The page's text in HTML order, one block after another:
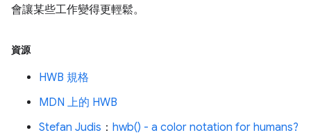
會讓某些工作變得更輕鬆。
資源
HWB 規格
MDN 上的 HWB
Stefan Judis ： hwb() - a color notation for humans?